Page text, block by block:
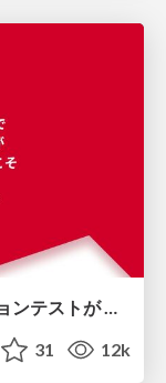
Storybookを書くだけでリグレッションテストが 実行される世界へようこそ
31 12k